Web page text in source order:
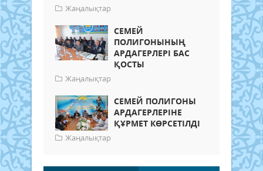
Жаңалықтар
СЕМЕЙ
ПОЛИГОНЫНЫҢ
АРДАГЕРЛЕРІ БАС
ҚОСТЫ
Жаңалықтар
СЕМЕЙ ПОЛИГОНЫ
АРДАГЕРЛЕРІНЕ
ҚҰРМЕТ КӨРСЕТІЛДІ
Жаңалықтар